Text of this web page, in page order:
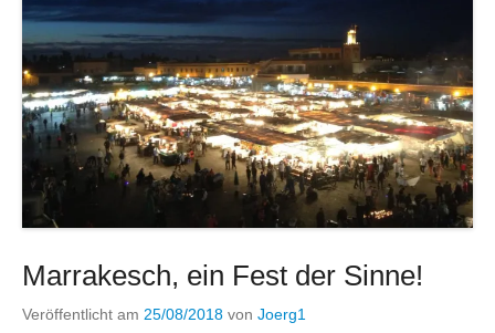
Marrakesch, ein Fest der Sinne!
Veröffentlicht am 25/08/2018 von Joerg1